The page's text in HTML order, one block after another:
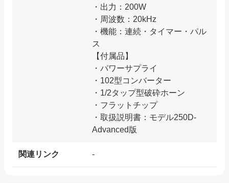
・出力：200W
・周波数：20kHz
・機能：連続・タイマー・パル
ス
【付属品】
・パワーサプライ
・102型コンバーター
・1/2タップ型破砕ホーン
・フラットチップ
・取扱説明書：モデル250D-
関連リンク -